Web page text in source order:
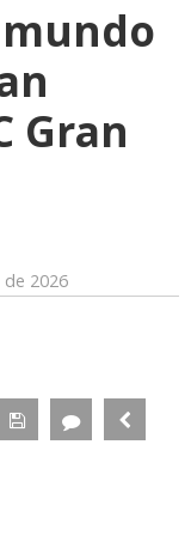
Gran
de 2026